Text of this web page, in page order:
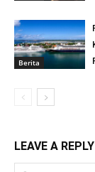
Berita
LEAVE A REPLY